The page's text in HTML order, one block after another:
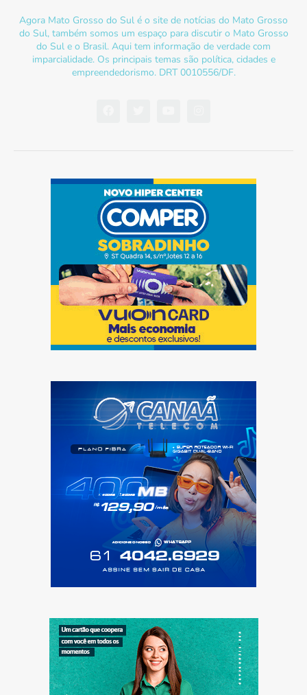
Agora Mato Grosso do Sul é o site de notícias do Mato Grosso
do Sul, também somos um espaço para discutir o Mato Grosso
do Sul e o Brasil. Aqui tem informação de verdade com
imparcialidade. Os principais temas são política, cidades e
empreendedorismo. DRT 0010556/DF.